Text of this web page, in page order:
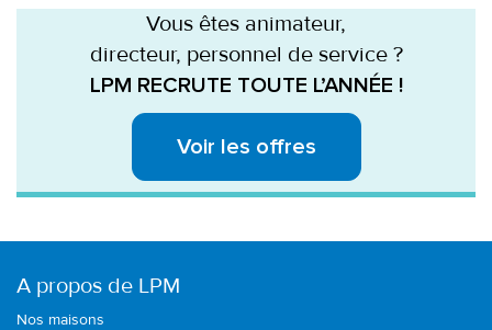
Vous êtes animateur,
directeur, personnel de service ?
LPM RECRUTE TOUTE L’ANNÉE !
Voir les offres
A propos de LPM
Nos maisons